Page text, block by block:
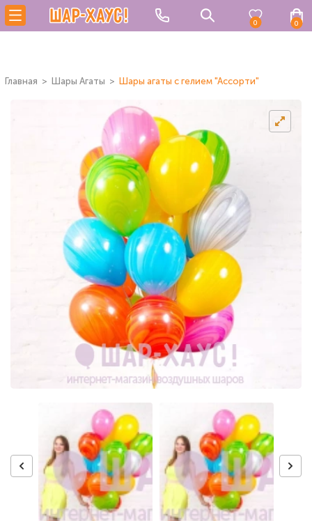
0 0
Главная Шары Агаты Шары агаты с гелием "Ассорти"